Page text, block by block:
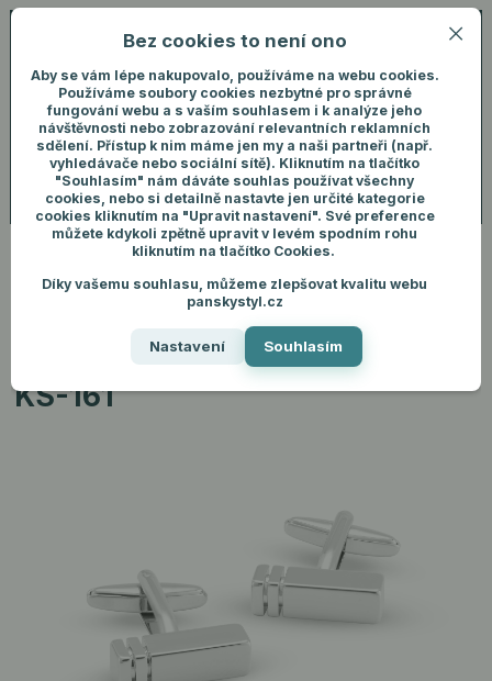
Menu
+420 731 292 460
Přihlášení
Hledat
ks
Úvod Pánské doplňky Manžetové knoflíky a spony
Elegantní
Elegantní manžetové knoflíčky
KS-161
Bez cookies to není ono
Aby se vám lépe nakupovalo, používáme na webu cookies.
Používáme soubory cookies nezbytné pro správné
fungování webu a s vaším souhlasem i k analýze jeho
návštěvnosti nebo zobrazování relevantních reklamních
sdělení. Přístup k nim máme jen my a naši partneři (např.
vyhledávače nebo sociální sítě). Kliknutím na tlačítko
"Souhlasím" nám dáváte souhlas používat všechny
cookies, nebo si detailně nastavte jen určité kategorie
cookies kliknutím na "Upravit nastavení". Své preference
můžete kdykoli zpětně upravit v levém spodním rohu
kliknutím na tlačítko Cookies.
Díky vašemu souhlasu, můžeme zlepšovat kvalitu webu
panskystyl.cz
Nastavení Souhlasím